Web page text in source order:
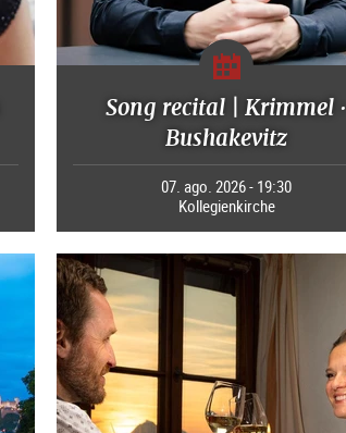
Song recital | Krimmel ·
Bushakevitz
07. ago. 2026 - 19:30
Kollegienkirche